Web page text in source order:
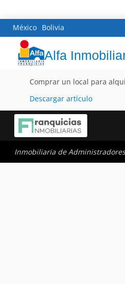
México Bolivia
Alfa
Comprar un local para
Descargar artículo
Inmobiliaria de